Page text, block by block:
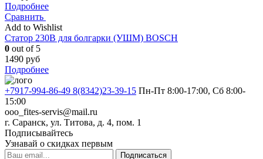
Подробнее
Сравнить
Add to Wishlist
Статор 230В для болгарки (УШМ) BOSCH
0 out of 5
1490 руб
Подробнее
+7917-994-86-49 8(8342)23-39-15 Пн-Пт 8:00-17:00, Сб 8:00-
15:00
ooo_fites-servis@mail.ru
г. Саранск, ул. Титова, д. 4, пом. 1
Подписывайтесь
Узнавай о скидках первым
Подписаться